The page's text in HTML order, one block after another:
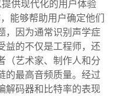
供现代化的用户体验
能够帮助用户确定他们
，因为通常识别声学症
益的不仅是工程师，还
（艺术家、制作人和分
的最高音频质量。经过
解码器和比特率的表现